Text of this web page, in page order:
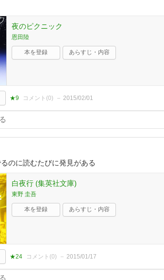
夜のピクニック
恩田陸
本を登録 あらすじ・内容
★9 コメント(0) 2015/02/01
のに読むたびに発見がある
白夜行 (集英社文庫)
東野 圭吾
本を登録 あらすじ・内容
★24 コメント(0) 2015/01/17